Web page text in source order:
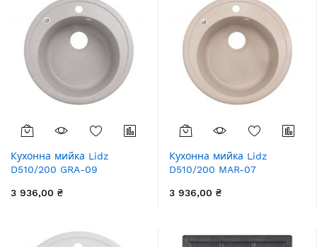
Кухонна мийка Lidz
D510/200 GRA-09
3 936,00 ₴
Кухонна мийка Lidz
D510/200 MAR-07
3 936,00 ₴